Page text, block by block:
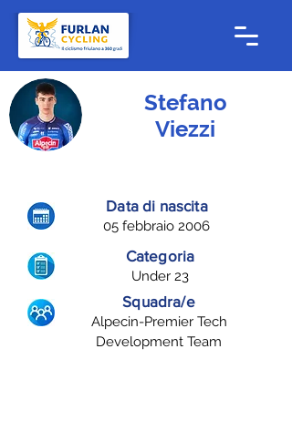
Stefano
Viezzi
Data di nascita
05 febbraio 2006
Categoria
Under 23
Squadra/e
Alpecin-Premier Tech
Development Team